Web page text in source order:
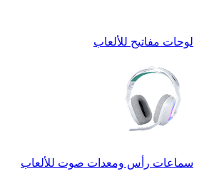
لوحات مفاتيح للألعاب
سماعات رأس ومعدات صوت للألعاب